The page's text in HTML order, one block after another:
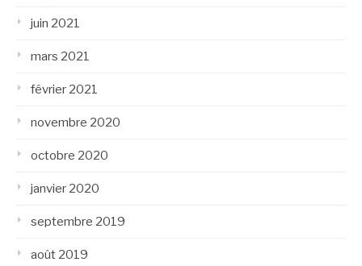
juin 2021
mars 2021
février 2021
novembre 2020
octobre 2020
janvier 2020
septembre 2019
août 2019